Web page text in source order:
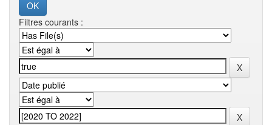
Filtres courants :